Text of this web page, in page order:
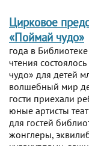
Цирковое
«Поймай чудо»
года в
чтения
чудо» для детей
волшебный мир
гости приехали
юные артисты
для гостей
жонглеры,